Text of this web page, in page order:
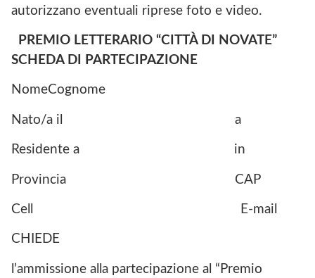
autorizzano eventuali riprese foto e video.
PREMIO LETTERARIO “CITTÀ DI NOVATE”
SCHEDA DI PARTECIPAZIONE
NomeCognome
Nato/a il a
Residente a in
Provincia CAP
Cell E-mail
CHIEDE
l’ammissione alla partecipazione al “Premio